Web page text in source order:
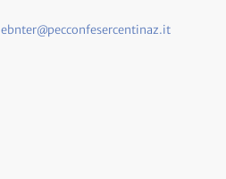
ebnter@pecconfesercentinaz.it